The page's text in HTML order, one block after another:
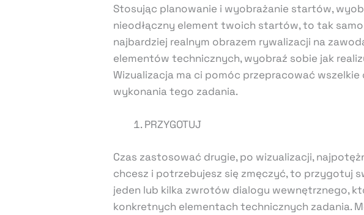
Stosując planowanie i wyobrażanie startów,
nieodłączny element twoich startów, to tak
najbardziej realnym obrazem rywalizacji na
elementów technicznych, wyobraź sobie jak
Wizualizacja ma ci pomóc przepracować
wykonania tego zadania.
PRZYGOTUJ
Czas zastosować drugie, po wizualizacji,
chcesz i potrzebujesz się zmęczyć, to przygotuj
jeden lub kilka zwrotów dialogu wewnętrznego,
konkretnych elementach technicznych zadania.